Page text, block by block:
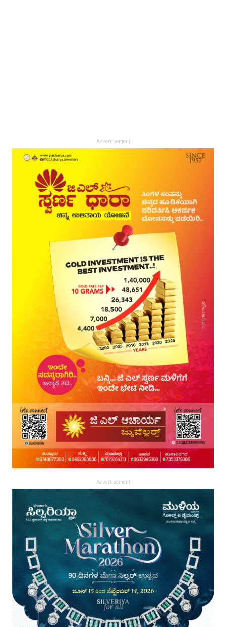
Advertisement
Advertisement